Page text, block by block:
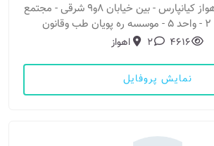
مطب 1: اهواز - اهواز کیانپارس - بین خیابان ۸و۹ شرقی - مجتمع
4616
2 اهواز
نمایش پروفایل